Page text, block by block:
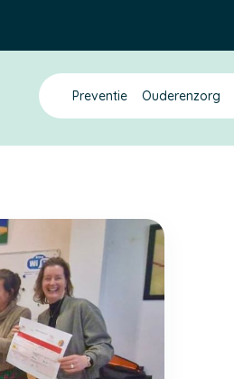
Preventie Ouderenzorg